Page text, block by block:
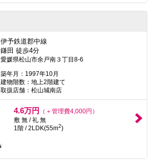
伊予鉄道郡中線
鎌田 徒歩4分
愛媛県松山市余戸南３丁目8-6
築年月：1997年10月
建物階数：地上2階建て
取扱店舗：松山城南店
4.6万円
（＋管理費4,000円）
敷 無 / 礼 無
1階 / 2LDK(55m2)